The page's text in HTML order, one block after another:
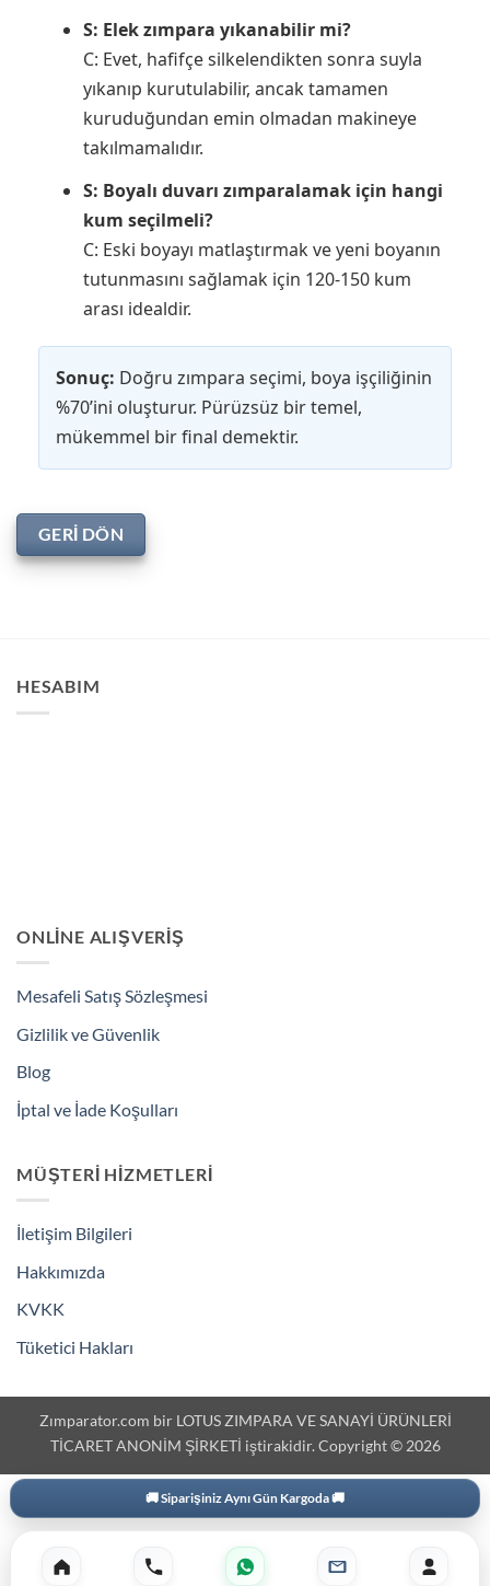
S: Elek zımpara yıkanabilir mi?
C: Evet, hafifçe silkelendikten sonra suyla
yıkanıp kurutulabilir, ancak tamamen
kuruduğundan emin olmadan makineye
takılmamalıdır.
S: Boyalı duvarı zımparalamak için hangi
kum seçilmeli?
C: Eski boyayı matlaştırmak ve yeni boyanın
tutunmasını sağlamak için 120-150 kum
arası idealdir.
Sonuç: Doğru zımpara seçimi, boya işçiliğinin
%70’ini oluşturur. Pürüzsüz bir temel,
mükemmel bir final demektir.
GERI DÖN
HESABIM
ONLINE ALIŞVERIŞ
Mesafeli Satış Sözleşmesi
Gizlilik ve Güvenlik
Blog
İptal ve İade Koşulları
MÜŞTERI HIZMETLERI
İletişim Bilgileri
Hakkımızda
KVKK
Tüketici Hakları
Zımparator.com bir LOTUS ZIMPARA VE SANAYİ ÜRÜNLERİ
TİCARET ANONİM ŞİRKETİ iştirakidir. Copyright © 2026
🚚 Siparişiniz Aynı Gün Kargoda 🚚